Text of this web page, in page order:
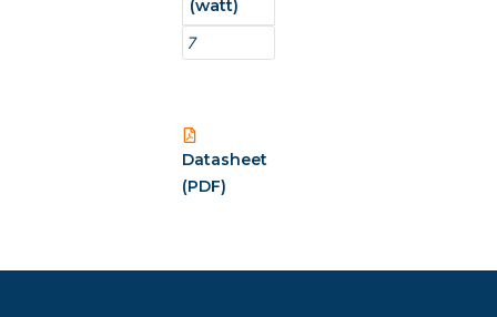
(watt)
7
Datasheet
(PDF)